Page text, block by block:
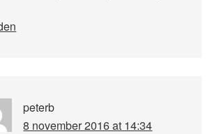
peterb
8 november 2016 at 14:34